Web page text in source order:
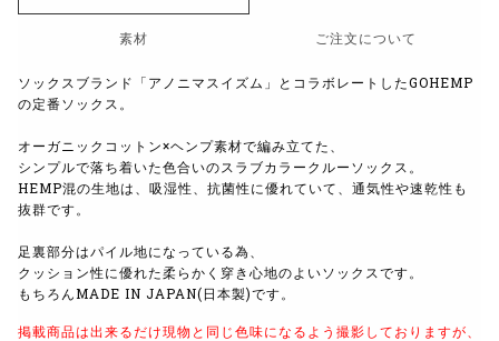
素材 ご注文について
ソックスブランド「アノニマスイズム」とコラボレートしたGOHEMP
の定番ソックス。
オーガニックコットン×ヘンプ素材で編み立てた、
シンプルで落ち着いた色合いのスラブカラークルーソックス。
HEMP混の生地は、吸湿性、抗菌性に優れていて、通気性や速乾性も
抜群です。
足裏部分はパイル地になっている為、
クッション性に優れた柔らかく穿き心地のよいソックスです。
もちろんMADE IN JAPAN(日本製)です。
掲載商品は出来るだけ現物と同じ色味になるよう 撮影しておりますが、